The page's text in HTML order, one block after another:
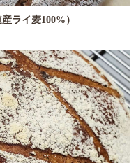
ライ麦100%）